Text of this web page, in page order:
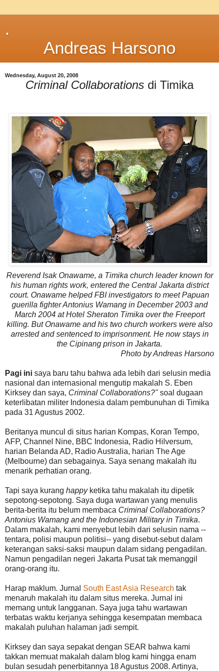
.
Andreas Harsono
Wednesday, August 20, 2008
Criminal Collaborations di Timika
Reverend Isak Onawame, a Timika church leader known for
his human rights work, entered the Central Jakarta district
court. Onawame helped FBI investigators to meet Papuan
guerilla fighter Antonius Wamang in December 2003 and
March 2004 at Hotel Sheraton Timika over the Freeport
killing. But Onawame and his two church workers were also
arrested and sentenced to imprisonment. He now stays in
the Cipinang prison in Jakarta.
Photo by Andreas Harsono
Pagi ini saya baru tahu bahwa ada lebih dari selusin media
nasional dan internasional mengutip makalah S. Eben
Kirksey dan saya, Criminal Collaborations?"soal dugaan
keterlibatan militer Indonesia dalam pembunuhan di Timika
pada 31 Agustus 2002.
Beritanya muncul di situs harian Kompas, Koran Tempo,
AFP, Channel Nine, BBC Indonesia, Radio Hilversum,
harian Belanda AD, Radio Australia, harian The Age
(Melbourne) dan sebagainya. Saya senang makalah itu
menarik perhatian orang.
Tapi saya kurang happyketika tahu makalah itu dipetik
sepotong-sepotong. Saya duga wartawan yang menulis
berita-berita itu belum membaca Criminal Collaborations?
Antonius Wamang and the Indonesian Military in Timika.
Dalam makalah, kami menyebut lebih dari selusin nama --
tentara, polisi maupun politisi-- yang disebut-sebut dalam
keterangan saksi-saksi maupun dalam sidang pengadilan.
Namun pengadilan negeri Jakarta Pusat tak memanggil
orang-orang itu.
Harap maklum. Jurnal South East Asia Research tak
menaruh makalah itu dalam situs mereka. Jurnal ini
memang untuk langganan. Saya juga tahu wartawan
terbatas waktu kerjanya sehingga kesempatan membaca
makalah puluhan halaman jadi sempit.
Kirksey dan saya sepakat dengan SEAR bahwa kami
takkan memuat makalah dalam blog kami hingga enam
bulan sesudah penerbitannya 18 Agustus 2008. Artinya,